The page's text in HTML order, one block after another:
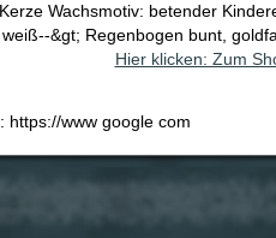
Wachsmotiv: betender
weiß--&gt; Regenbogen bunt,
Hier klicken: Zum
https://www google com